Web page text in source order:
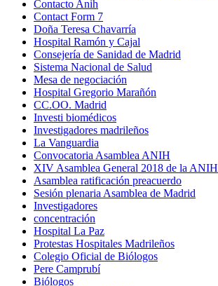
Contacto Anih
Contact Form 7
Doña Teresa Chavarría
Hospital Ramón y Cajal
Consejería de Sanidad de Madrid
Sistema Nacional de Salud
Mesa de negociación
Hospital Gregorio Marañón
CC.OO. Madrid
Investi biomédicos
Investigadores madrileños
La Vanguardia
Convocatoria Asamblea ANIH
XIV Asamblea General 2018 de la ANIH
Asamblea ratificación preacuerdo
Sesión plenaria Asamblea de Madrid
Investigadores
concentración
Hospital La Paz
Protestas Hospitales Madrileños
Colegio Oficial de Biólogos
Pere Camprubí
Biólogos